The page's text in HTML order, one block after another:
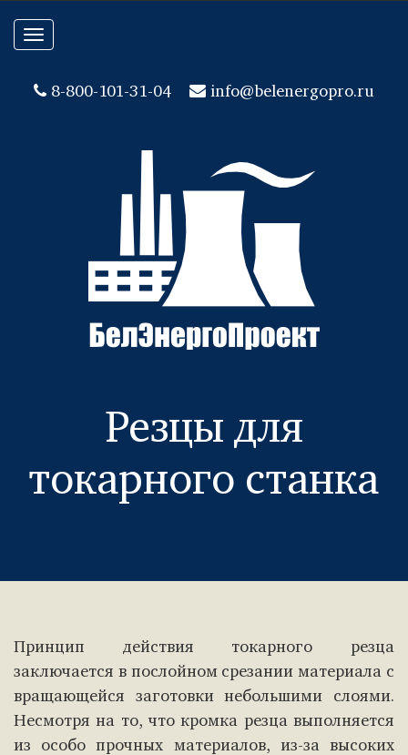
Toggle
8-800-101-31-04 info@belenergopro.ru
Резцы для
токарного станка
Принцип действия токарного резца
заключается в послойном срезании материала с
вращающейся заготовки небольшими слоями.
Несмотря на то, что кромка резца выполняется
из особо прочных материалов, из-за высоких